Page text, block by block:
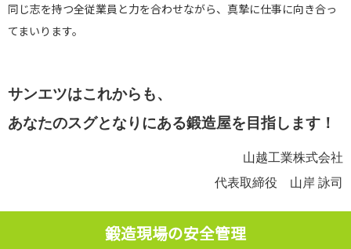
同じ志を持つ全従業員と力を合わせながら、真摯に仕事に向き合っ
てまいります。
サンエツはこれからも、
あなたのスグとなりにある鍛造屋を目指します！
山越工業株式会社
代表取締役 山岸 詠司
鍛造現場の安全管理